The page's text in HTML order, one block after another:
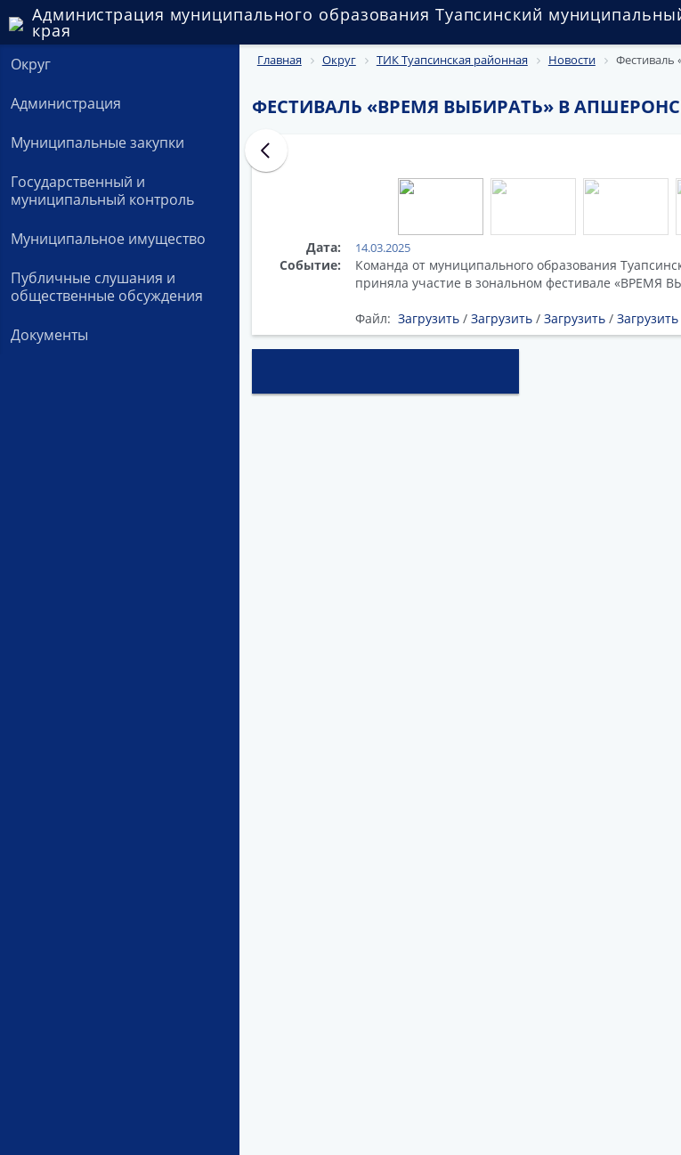
Администрация муниципального образования Туапсинский
края
Округ
Администрация
Муниципальные закупки
Государственный и
муниципальный контроль
Муниципальное имущество
Публичные слушания и
общественные обсуждения
Документы
Главная Округ ТИК Туапсинская районная Новости
ФЕСТИВАЛЬ «ВРЕМЯ ВЫБИРАТЬ» В
Дата: 14.03.2025
Событие:
Команда от муниципального образования
приняла участие в зональном фестивале «ВРЕМЯ
Файл: Загрузить/ Загрузить/ Загрузить/ Загрузить